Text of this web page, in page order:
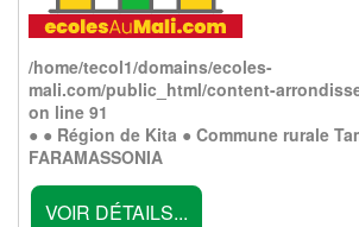
/home/tecol1/domains/ecoles-
mali.com/public_html/content-
on line 91
● ● Région de Kita ● Commune rurale
FARAMASSONIA
VOIR DÉTAILS...